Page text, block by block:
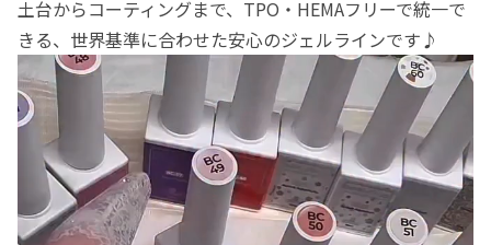
土台からコーティングまで、TPO・HEMAフリーで統一で
きる、世界基準に合わせた安心のジェルラインです♪